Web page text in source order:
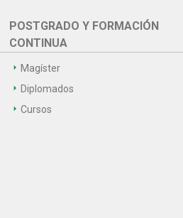
POSTGRADO Y FORMACIÓN
CONTINUA
Magíster
Diplomados
Cursos